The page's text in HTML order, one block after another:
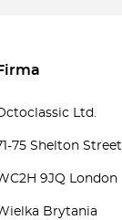
Ltd.
75 Shelton Street
9JQ London
Brytania